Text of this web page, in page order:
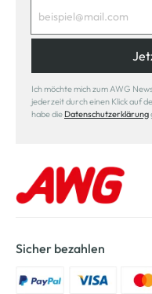
Ich möchte mich zum AWG
jederzeit durch einen Klick auf
habe die Datenschutzerklärung
Sicher bezahlen